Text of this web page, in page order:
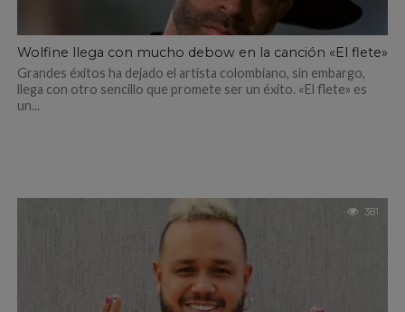
Wolfine llega con mucho debow en la canción «El flete»
Grandes éxitos ha dejado el artista colombiano, sin embargo,
llega con otro sencillo que promete ser un éxito. «El flete» es
un...
381